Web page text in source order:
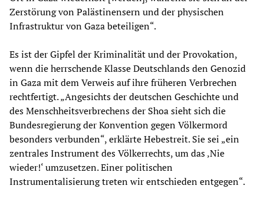
Zerstörung von Palästinensern und der physischen
Infrastruktur von Gaza beteiligen“.
Es ist der Gipfel der Kriminalität und der Provokation,
wenn die herrschende Klasse Deutschlands den Genozid
in Gaza mit dem Verweis auf ihre früheren Verbrechen
rechtfertigt. „Angesichts der deutschen Geschichte und
des Menschheitsverbrechens der Shoa sieht sich die
Bundesregierung der Konvention gegen Völkermord
besonders verbunden“, erklärte Hebestreit. Sie sei „ein
zentrales Instrument des Völkerrechts, um das ‚Nie
wieder!‘ umzusetzen. Einer politischen
Instrumentalisierung treten wir entschieden entgegen“.